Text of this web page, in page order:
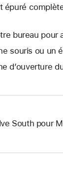
épuré
bureau
souris ou un
d’ouverture
South pour